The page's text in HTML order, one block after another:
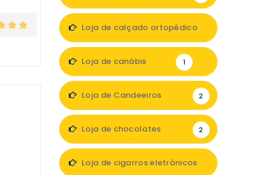
Loja de calçado ortopédico
Loja de canábis 1
Loja de Candeeiros 2
Loja de chocolates 2
Loja de cigarros eletrónicos